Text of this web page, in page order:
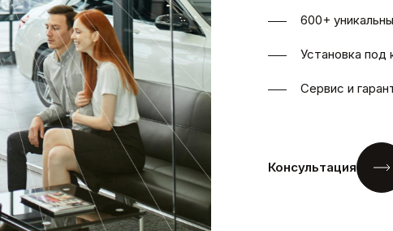
600+
Установка
Сервис и
Консультация